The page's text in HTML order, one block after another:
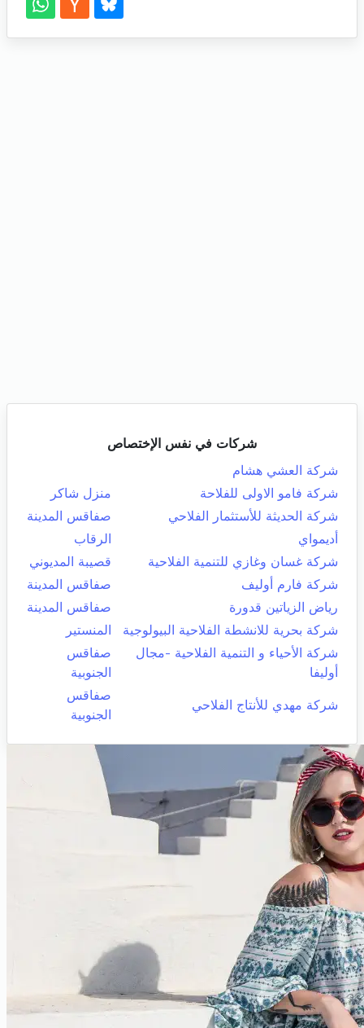
شركات في نفس الإختصاص
شركة العشي هشام
شركة فامو الاولى للفلاحة
منزل شاكر
شركة الحديثة للأستثمار الفلاحي
صفاقس المدينة
أديمواي
الرقاب
شركة غسان وغازي للتنمية الفلاحية
قصيبة المديوني
شركة فارم أوليف
صفاقس المدينة
رياض الزياتين قدورة
صفاقس المدينة
شركة بحرية للانشطة الفلاحية البيولوجية
المنستير
شركة الأحياء و التنمية الفلاحية -مجال
أوليفا
صفاقس
الجنوبية
شركة مهدي للأنتاج الفلاحي
صفاقس
الجنوبية